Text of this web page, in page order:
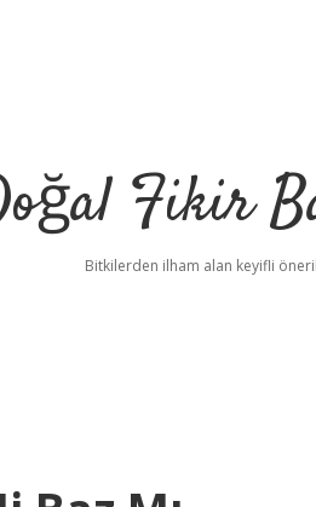
Fikir
Bitkilerden ilham alan keyifli